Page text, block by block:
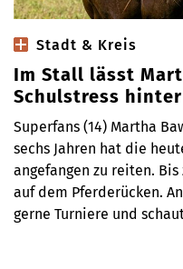
Stadt & Kreis
Im Stall lässt
Schulstress
Superfans (14) Martha
sechs Jahren hat die
angefangen zu reiten.
auf dem Pferderücken.
gerne Turniere und